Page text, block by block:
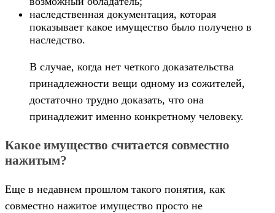
наследственная документация, которая
показывает какое имущество было получено в
наследство.
В случае, когда нет четкого доказательства
принадлежности вещи одному из сожителей,
достаточно трудно доказать, что она
принадлежит именно конкретному человеку.
Какое имущество считается совместно
нажитым?
Еще в недавнем прошлом такого понятия, как
совместно нажитое имущество просто не